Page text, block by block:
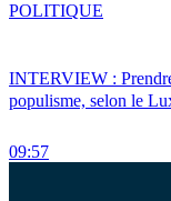
INTERVIEW :
populisme, selon le
09:57
POLITIQUE